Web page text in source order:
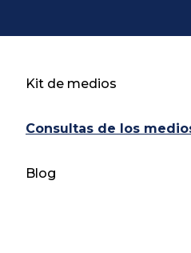
Kit de medios
Consultas de los
Blog